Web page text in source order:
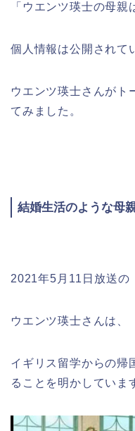
「ウエンツ瑛士の母親
個人情報は公開されて
ウエンツ瑛士さんがト
てみました。
結婚生活のような母
2021年5月11日放送の
ウエンツ瑛士さんは、
イギリス留学からの帰
ることを明かしていま